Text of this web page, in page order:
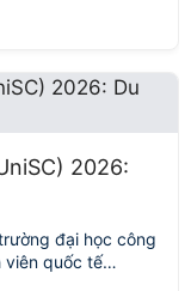
2026:
đại học công
viên quốc tế